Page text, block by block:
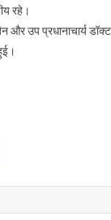
रहे।
जैन और उप प्रधानाचार्य